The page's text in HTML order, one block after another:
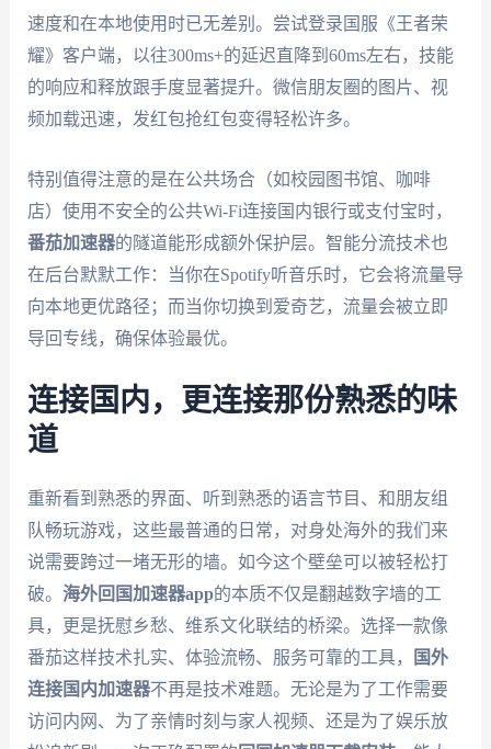
速度和在本地使用时已无差别。尝试登录国服《王者荣
耀》客户端，以往300ms+的延迟直降到60ms左右，技能
的响应和释放跟手度显著提升。微信朋友圈的图片、视
频加载迅速，发红包抢红包变得轻松许多。
特别值得注意的是在公共场合（如校园图书馆、咖啡
店）使用不安全的公共Wi-Fi连接国内银行或支付宝时，
番茄加速器的隧道能形成额外保护层。智能分流技术也
在后台默默工作：当你在Spotify听音乐时，它会将流量导
向本地更优路径；而当你切换到爱奇艺，流量会被立即
导回专线，确保体验最优。
连接国内，更连接那份熟悉的味
道
重新看到熟悉的界面、听到熟悉的语言节目、和朋友组
队畅玩游戏，这些最普通的日常，对身处海外的我们来
说需要跨过一堵无形的墙。如今这个壁垒可以被轻松打
破。 海外回国加速器app的本质不仅是翻越数字墙的工
具，更是抚慰乡愁、维系文化联结的桥梁。选择一款像
番茄这样技术扎实、体验流畅、服务可靠的工具，
国外
连接国内加速器不再是技术难题。无论是为了工作需要
访问内网、为了亲情时刻与家人视频、还是为了娱乐放